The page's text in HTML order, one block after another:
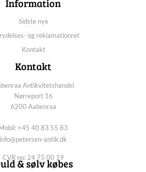
Information
Sidste nye
og reklamationret
Kontakt
Kontakt
Antikvitetshandel
Nørreport 16
6200 Aabenraa
+45 40 83 55 83
info@petersen-antik.dk
CVR no: 24 75 00 19
& sølv købes